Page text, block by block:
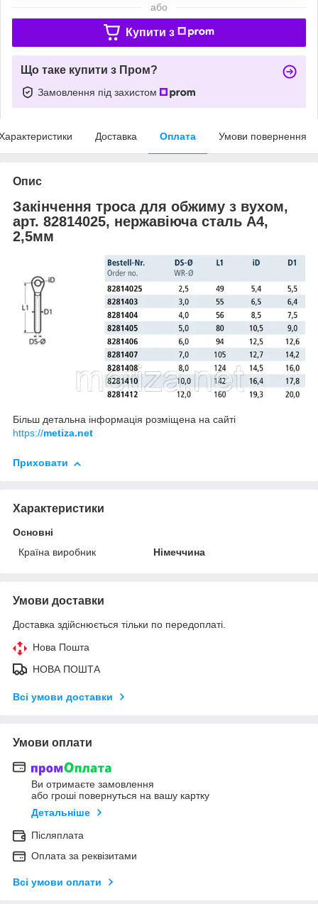
або
Купити з
Що таке купити з Пром?
Замовлення під захистом
Доставка Оплата Умови повернення
Опис
Закінчення троса для обжиму з вухом,
арт. 82814025, нержавіюча сталь А4,
2,5мм
Більш детальна інформація розміщена на сайті
https://metiza.net
Приховати
Характеристики
Основні
Країна виробник
Німеччина
Умови доставки
Доставка здійснюється тільки по передоплаті.
Нова Пошта
НОВА ПОШТА
Всі умови доставки
Умови оплати
Ви отримаєте замовлення
або гроші повернуться на вашу картку
Детальніше
Післяплата
Оплата за реквізитами
Всі умови оплати